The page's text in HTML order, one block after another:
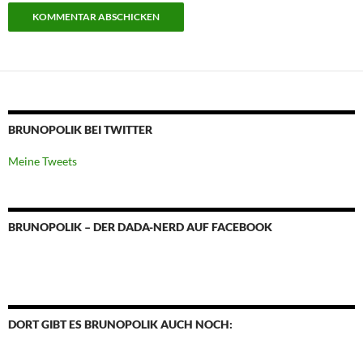
BRUNOPOLIK BEI TWITTER
Meine Tweets
BRUNOPOLIK – DER DADA-NERD AUF FACEBOOK
DORT GIBT ES BRUNOPOLIK AUCH NOCH: